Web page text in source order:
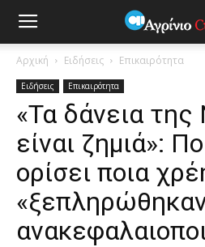
Αρχική Ειδήσεις Επικαιρότητα
Ειδήσεις Επικαιρότητα
«Τα δάνεια
είναι ζημιά»:
ορίσει ποια